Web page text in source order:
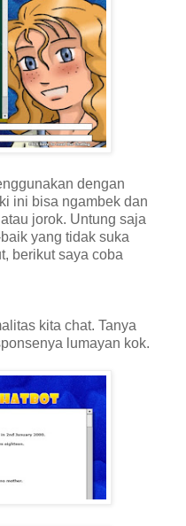
dengan
ini bisa ngambek dan
jorok. Untung saja
yang tidak suka
berikut saya coba
kita chat. Tanya
lumayan kok.